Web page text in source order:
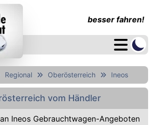
besser fahren!
Regional Oberösterreich Ineos
vom Händler
Ineos Gebrauchtwagen-Angeboten